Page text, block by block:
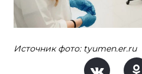
Источник фото: tyumen.er.ru